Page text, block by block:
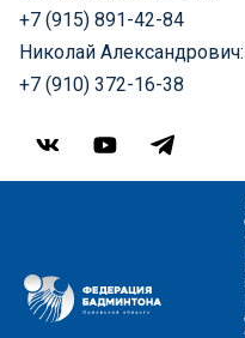
+7 (915) 891-42-84
Николай Александрович:
+7 (910) 372-16-38